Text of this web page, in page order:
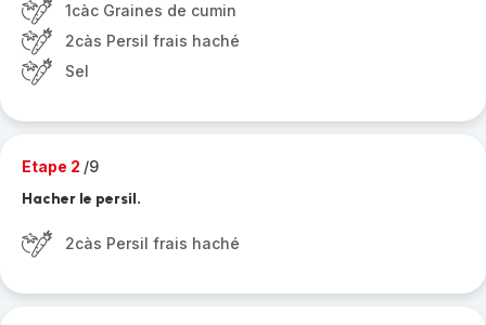
1càc Graines de cumin
2càs Persil frais haché
Sel
Etape 2 /9
Hacher le persil.
2càs Persil frais haché